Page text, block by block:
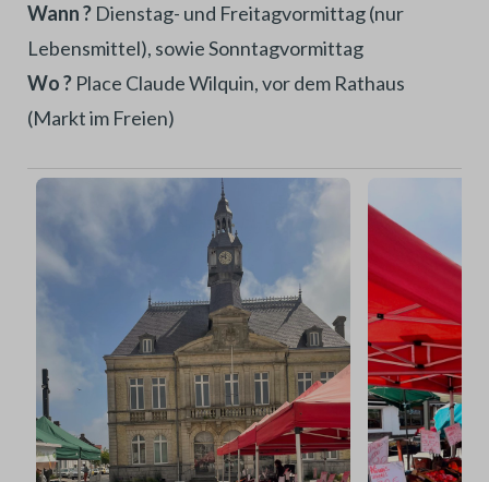
Wann ? Dienstag- und Freitagvormittag (nur
Lebensmittel), sowie Sonntagvormittag
Wo ? Place Claude Wilquin, vor dem Rathaus
(Markt im Freien)